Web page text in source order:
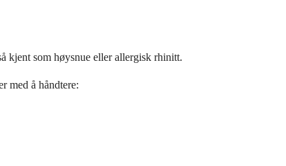
kjent som høysnue eller allergisk rhinitt.
med å håndtere: